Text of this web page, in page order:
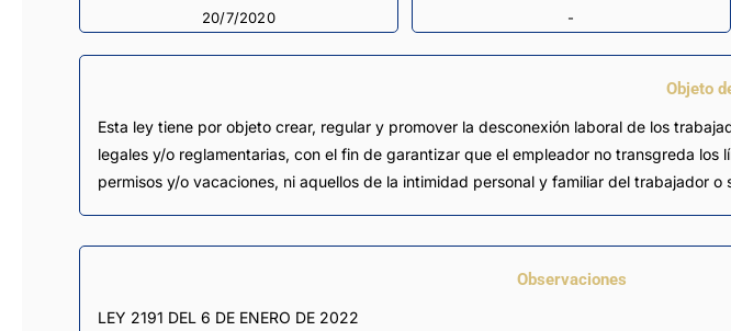
20/7/2020 -
Objeto
Esta ley tiene por objeto crear, regular y promover la desconexión laboral de los
legales y/o reglamentarias, con el fin de garantizar que el empleador no transgreda
permisos y/o vacaciones, ni aquellos de la intimidad personal y familiar del trabajador o
Observaciones
LEY 2191 DEL 6 DE ENERO DE 2022